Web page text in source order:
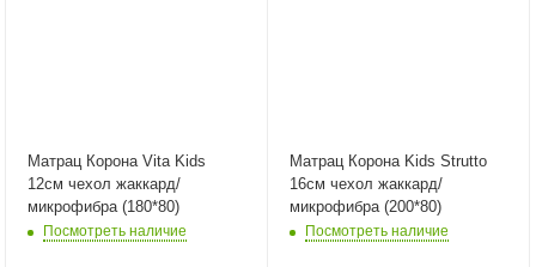
Матрац Корона Vita Kids
12см чехол жаккард/
микрофибра (180*80)
Посмотреть наличие
Матрац Корона Kids Strutto
16см чехол жаккард/
микрофибра (200*80)
Посмотреть наличие